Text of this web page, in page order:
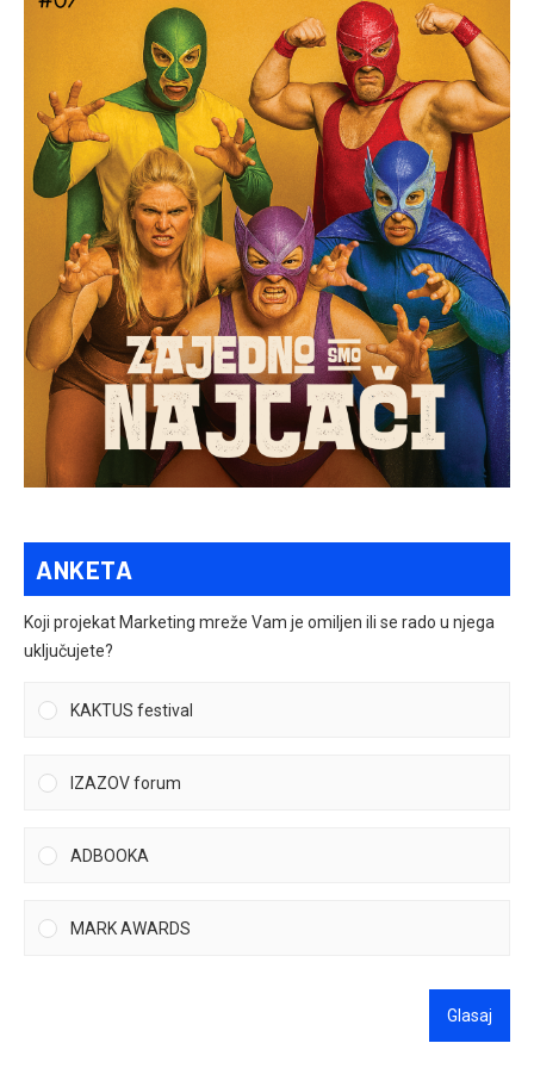
ANKETA
Koji projekat Marketing mreže Vam je omiljen ili se rado u njega
uključujete?
KAKTUS festival
IZAZOV forum
ADBOOKA
MARK AWARDS
Glasaj